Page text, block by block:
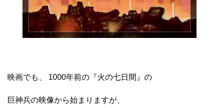
映画でも、 1000年前の『火の七日間』の
巨神兵の映像から始まりますが、